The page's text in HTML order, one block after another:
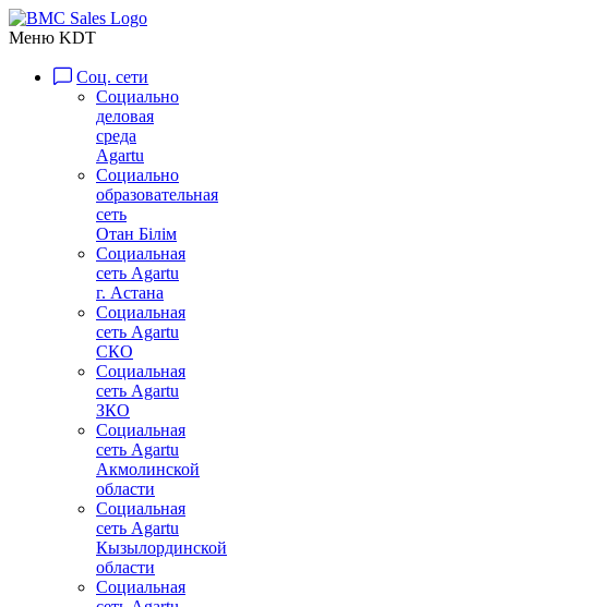
Меню KDT
Соц. сети
Социально
деловая
среда
Agartu
Социально
образовательная
сеть
Отан Бiлiм
Социальная
сеть Agartu
г. Астана
Социальная
сеть Agartu
СКО
Социальная
сеть Agartu
ЗКО
Социальная
сеть Agartu
Акмолинской
области
Социальная
сеть Agartu
Кызылординской
области
Социальная